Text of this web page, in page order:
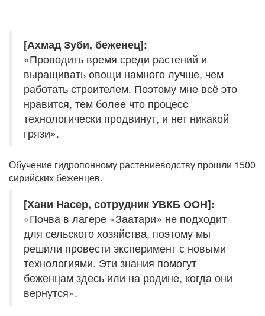
[Ахмад Зуби, беженец]:
«Проводить время среди растений и
выращивать овощи намного лучше, чем
работать строителем. Поэтому мне всё это
нравится, тем более что процесс
технологически продвинут, и нет никакой
грязи».
Обучение гидропонному растениеводству прошли 1500
сирийских беженцев.
[Хани Насер, сотрудник УВКБ ООН]:
«Почва в лагере «Заатари» не подходит
для сельского хозяйства, поэтому мы
решили провести эксперимент с новыми
технологиями. Эти знания помогут
беженцам здесь или на родине, когда они
вернутся».